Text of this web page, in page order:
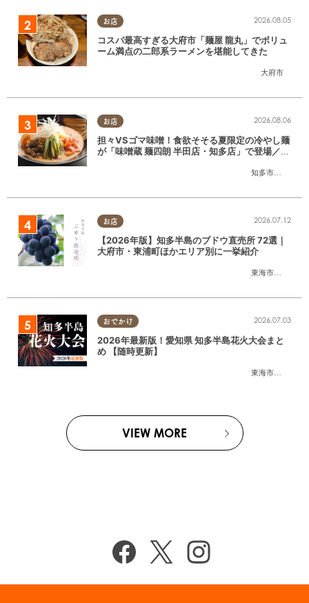
お店
大府市
2026.08.05
コスパ最高すぎる大府市「麺屋 龍丸」でボリュ
ーム満点の二郎系ラーメンを堪能してきた
お店
知多市
,半田市
2026.08.06
担々VSゴマ味噌！食欲そそる夏限定の冷やし麺
が「味噌蔵 麺四朗 半田店・知多店」で登場／ち
お店
東海市
,大府市
2026.07.12
【2026年版】知多半島のブドウ直売所 72選｜
大府市・東浦町ほかエリア別に一挙紹介
おでかけ
東海市
,大府市
2026.07.03
2026年最新版！愛知県 知多半島花火大会まと
め 【随時更新】
VIEW MORE